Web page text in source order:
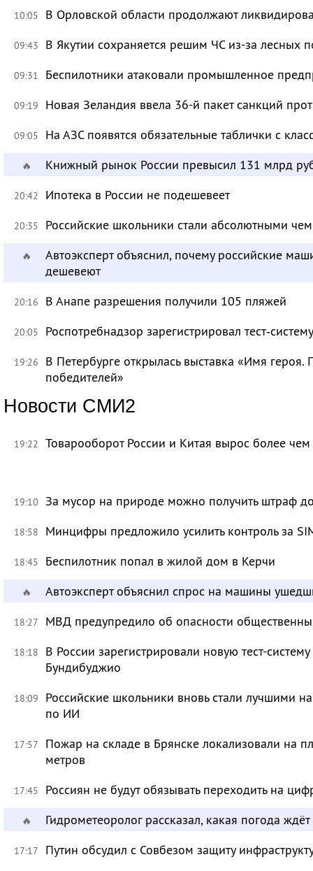
10:05 В Орловской области продолжают
09:43 В Якутии сохраняется решим ЧС из-за лесных
09:31 Беспилотники атаковали промышленное
09:19 Новая Зеландия ввела 36-й пакет санкций
09:05 На АЗС появятся обязательные таблички с
🔥 Книжный рынок России превысил 131 млрд
20:42 Ипотека в России не подешевеет
20:35 Российские школьники стали абсолютными
🔥
Автоэксперт объяснил, почему российские
дешевеют
20:16 В Анапе разрешения получили 105 пляжей
20:05 Роспотребнадзор зарегистрировал
19:26
В Петербурге открылась выставка «Имя героя.
победителей»
Новости СМИ2
19:22 Товарооборот России и Китая вырос более чем
19:10 За мусор на природе можно получить штраф
18:58 Минцифры предложило усилить контроль за
18:45 Беспилотник попал в жилой дом в Керчи
🔥 Автоэксперт объяснил спрос на машины
18:27 МВД предупредило об опасности
18:18
В России зарегистрировали новую тест-
Бундибуджио
18:09
Российские школьники вновь стали лучшими
по ИИ
17:57
Пожар на складе в Брянске локализовали на
метров
17:45 Россиян не будут обязывать переходить на
🔥 Гидрометеоролог рассказал, какая погода
17:17 Путин обсудил с Совбезом защиту